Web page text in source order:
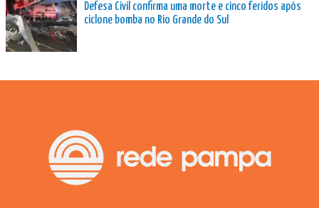
Defesa Civil confirma uma morte e cinco feridos após
ciclone bomba no Rio Grande do Sul